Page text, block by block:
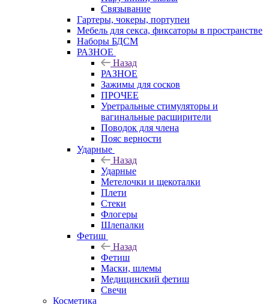
Связывание
Гартеры, чокеры, портупеи
Мебель для секса, фиксаторы в пространстве
Наборы БДСМ
РАЗНОЕ
Назад
РАЗНОЕ
Зажимы для сосков
ПРОЧЕЕ
Уретральные стимуляторы и
вагинальные расширители
Поводок для члена
Пояс верности
Ударные
Назад
Ударные
Метелочки и щекоталки
Плети
Стеки
Флогеры
Шлепалки
Фетиш
Назад
Фетиш
Маски, шлемы
Медицинский фетиш
Свечи
Косметика